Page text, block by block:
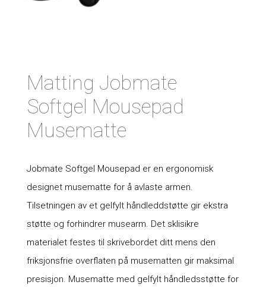
Matting Jobmate
Softgel Mousepad
Musematte
Jobmate Softgel Mousepad er en ergonomisk
designet musematte for å avlaste armen.
Tilsetningen av et gelfylt håndleddstøtte gir ekstra
støtte og forhindrer musearm. Det sklisikre
materialet festes til skrivebordet ditt mens den
friksjonsfrie overflaten på musematten gir maksimal
presisjon. Musematte med gelfylt håndledsstøtte for